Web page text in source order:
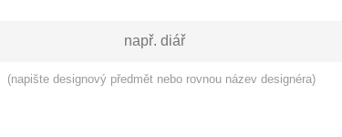
(napište designový předmět nebo rovnou název designéra)